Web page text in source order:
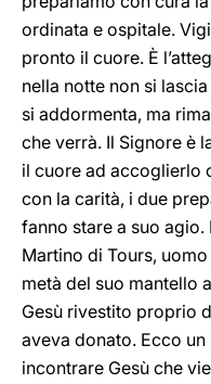
ordinata e ospitale.
pronto il cuore. È
nella notte non si
si addormenta, ma
che verrà. Il Signore è
il cuore ad accoglierlo
con la carità, i due
fanno stare a suo
Martino di Tours,
metà del suo mantello
Gesù rivestito proprio
aveva donato. Ecco un
incontrare Gesù che